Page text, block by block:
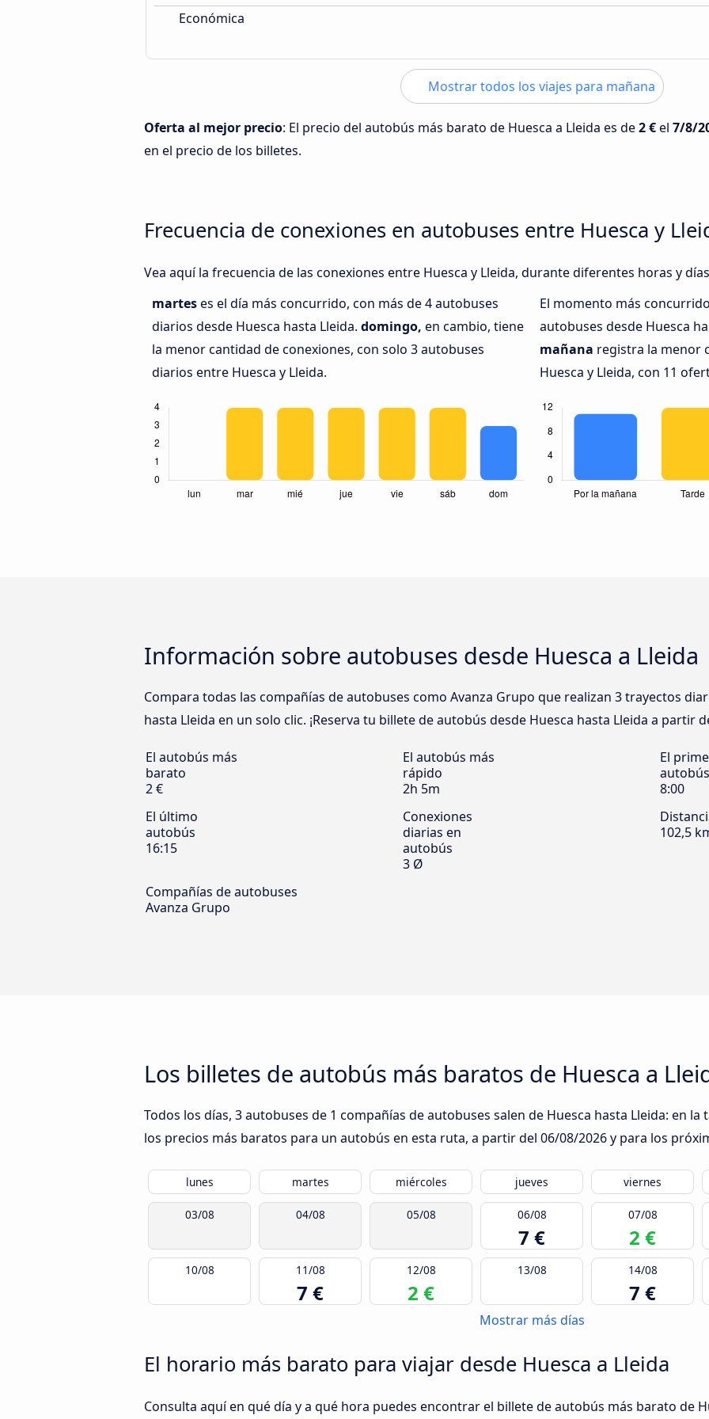
Económica
Mostrar todos los viajes para mañana
Oferta al mejor precio: El precio del autobús más barato de Huesca a Lleida es de2 €el 7/8/
en el precio de los billetes.
Frecuencia de conexiones en autobuses entre Huesca y
Vea aquí la frecuencia de las conexiones entre Huesca y Lleida, durante diferentes horas y
marteses el día más concurrido, con más de 4 autobuses
diarios desde Huesca hasta Lleida. domingo, en cambio, tiene
la menor cantidad de conexiones, con solo 3 autobuses
diarios entre Huesca y Lleida.
El momento más
autobuses desde Huesca
mañana registra la menor
Huesca y Lleida, con 11
Información sobre autobuses desde Huesca a Lleida
Compara todas las compañías de autobuses como Avanza Grupo que realizan 3 trayectos
hasta Lleida en un solo clic. ¡Reserva tu billete de autobús desde Huesca hasta Lleida a partir
El autobús más
barato
2 €
El autobús más
rápido
2h 5m
El
autobús
8:00
El último
autobús
16:15
Conexiones
diarias en
autobús
3 Ø
102,5
Compañías de autobuses
Avanza Grupo
Los billetes de autobús más baratos de Huesca a
Todos los días, 3 autobuses de 1 compañías de autobuses salen de Huesca hasta Lleida: en
los precios más baratos para un autobús en esta ruta, a partir del 06/08/2026y para los
lunes martes miércoles jueves viernes
03/08 04/08 05/08 06/08
7 €
07/08
2 €
10/08 11/08
7 €
12/08
2 €
13/08 14/08
7 €
Mostrar más días
El horario más barato para viajar desde Huesca a Lleida
Consulta aquí en qué día y a qué hora puedes encontrar el billete de autobús más barato de